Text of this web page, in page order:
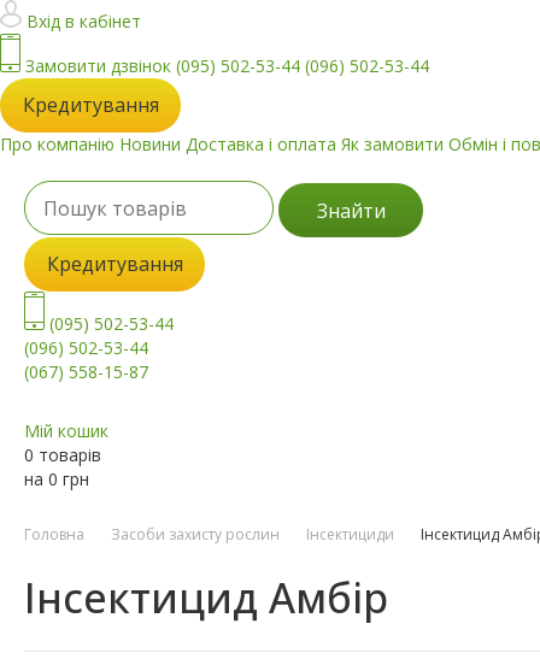
Вхід в кабінет
Замовити дзвінок (095) 502-53-44 (096) 502-53-44
Кредитування
Про компанію Новини Доставка і оплата Як замовити Обмін і
Знайти
Кредитування
(095) 502-53-44
(096) 502-53-44
(067) 558-15-87
Мій кошик
0 товарів
на 0 грн
Головна Засоби захисту рослин Інсектициди Інсектицид
Інсектицид Амбір